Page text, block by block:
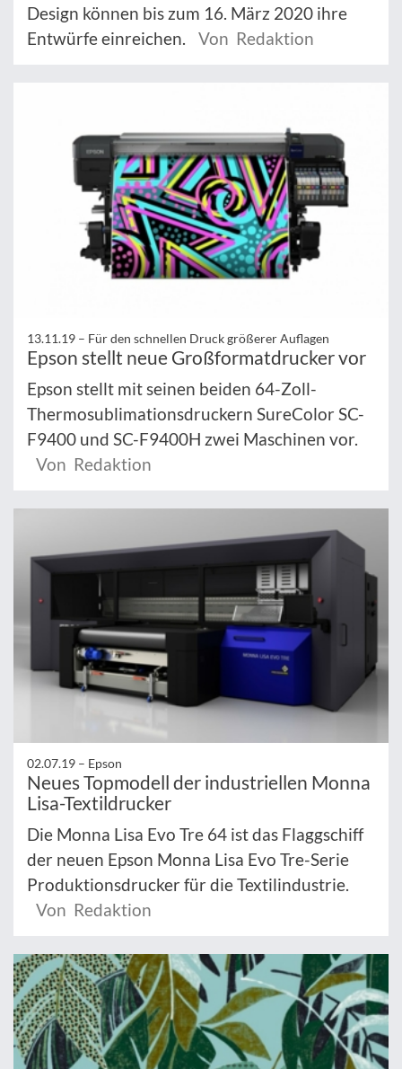
Design können bis zum 16. März 2020 ihre
Entwürfe einreichen.
Von Redaktion
13.11.19 – Für den schnellen Druck größerer Auflagen
Epson stellt neue Großformatdrucker vor
Epson stellt mit seinen beiden 64-Zoll-
Thermosublimationsdruckern SureColor SC-
F9400 und SC-F9400H zwei Maschinen vor.
Von Redaktion
02.07.19 – Epson
Neues Topmodell der industriellen Monna
Lisa-Textildrucker
Die Monna Lisa Evo Tre 64 ist das Flaggschiff
der neuen Epson Monna Lisa Evo Tre-Serie
Produktionsdrucker für die Textilindustrie.
Von Redaktion